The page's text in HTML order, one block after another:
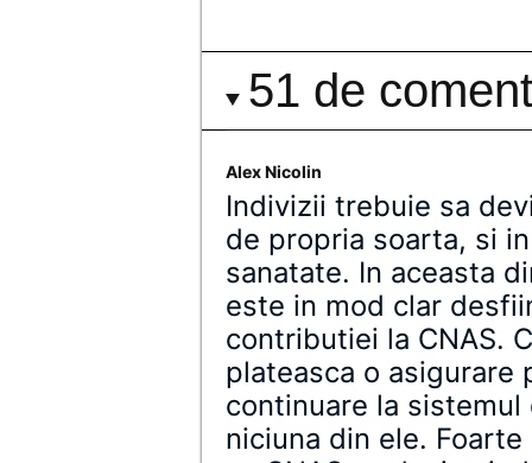
51 de
Alex Nicolin
Indivizii trebuie sa
de propria soarta, si
sanatate. In aceasta
este in mod clar
contributiei la CNAS.
plateasca o asigurare
continuare la
niciuna din ele.